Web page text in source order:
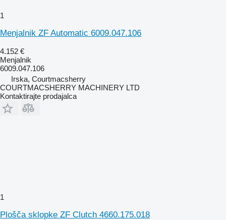
1
Menjalnik ZF Automatic 6009.047.106
4.152 €
Menjalnik
6009.047.106
Irska, Courtmacsherry
COURTMACSHERRY MACHINERY LTD
Kontaktirajte prodajalca
1
Plošča sklopke ZF Clutch 4660.175.018